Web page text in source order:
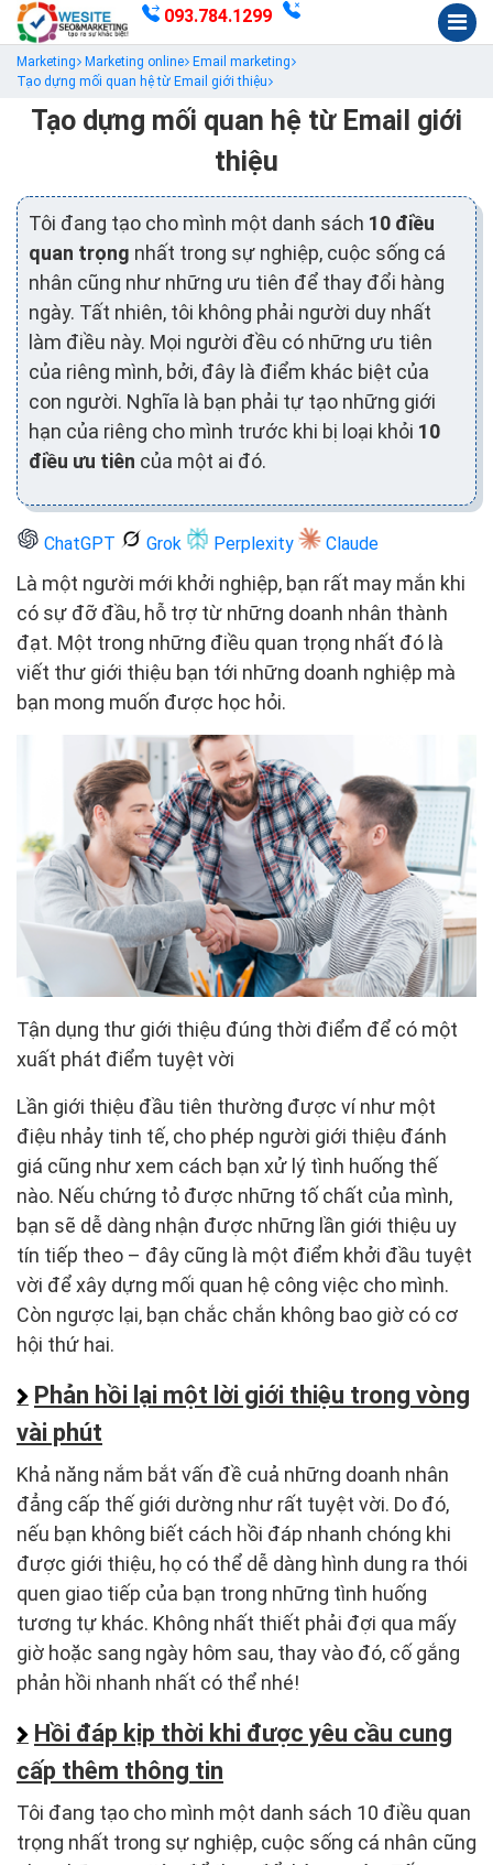
093.784.1299
Marketing Marketing online
Email marketing
Tạo dựng mối quan hệ từ Email giới thiệu
Tạo dựng mối quan hệ từ Email giới
thiệu
Tôi đang tạo cho mình một danh sách 10 điều
quan trọng nhất trong sự nghiệp, cuộc sống cá
nhân cũng như những ưu tiên để thay đổi hàng
ngày. Tất nhiên, tôi không phải người duy nhất
làm điều này. Mọi người đều có những ưu tiên
của riêng mình, bởi, đây là điểm khác biệt của
con người. Nghĩa là bạn phải tự tạo những giới
hạn của riêng cho mình trước khi bị loại khỏi 10
điều ưu tiên của một ai đó.
ChatGPT Grok Perplexity Claude
Là một người mới khởi nghiệp, bạn rất may mắn khi
có sự đỡ đầu, hỗ trợ từ những doanh nhân thành
đạt. Một trong những điều quan trọng nhất đó là
viết thư giới thiệu bạn tới những doanh nghiệp mà
bạn mong muốn được học hỏi.
Tận dụng thư giới thiệu đúng thời điểm để có một
xuất phát điểm tuyệt vời
Lần giới thiệu đầu tiên thường được ví như một
điệu nhảy tinh tế, cho phép người giới thiệu đánh
giá cũng như xem cách bạn xử lý tình huống thế
nào. Nếu chứng tỏ được những tố chất của mình,
bạn sẽ dễ dàng nhận được những lần giới thiệu uy
tín tiếp theo – đây cũng là một điểm khởi đầu tuyệt
vời để xây dựng mối quan hệ công việc cho mình.
Còn ngược lại, bạn chắc chắn không bao giờ có cơ
hội thứ hai.
Phản hồi lại một lời giới thiệu trong vòng
vài phút
Khả năng nắm bắt vấn đề cuả những doanh nhân
đẳng cấp thế giới dường như rất tuyệt vời. Do đó,
nếu bạn không biết cách hồi đáp nhanh chóng khi
được giới thiệu, họ có thể dễ dàng hình dung ra thói
quen giao tiếp của bạn trong những tình huống
tương tự khác. Không nhất thiết phải đợi qua mấy
giờ hoặc sang ngày hôm sau, thay vào đó, cố gắng
phản hồi nhanh nhất có thể nhé!
Hồi đáp kịp thời khi được yêu cầu cung
cấp thêm thông tin
Tôi đang tạo cho mình một danh sách 10 điều quan
trọng nhất trong sự nghiệp, cuộc sống cá nhân cũng